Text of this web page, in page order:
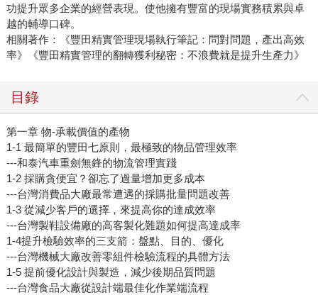
功提升眾多企業的經營表現。使他擁有豐富的現場實務積累與卓
越的輔導口碑。
相關著作：《豐田精實管理現場執行筆記：問對問題，產出高效
率》《豐田精實管理的翻轉獲利秘密：不浪費就是提升生產力》
目錄
第一章 物-承載價值的產物
1-1 最簡單的豐田七原則，最極致的物品管理效率
---和泰汽車重劍無鋒的物流管理實踐
1-2 採購貪便宜？卻忘了過量增加更多成本
---台灣消費品大廠最常遭遇的採購批量問題改善
1-3 從減少客戶的選擇，來提高你的達成效率
---台灣製鞋設備廠的高客製化難題如何提高達成率
1-4提升檢驗效率的三支箭：盤點、目的、優化
---台灣機械大廠改善零組件檢驗流程的具體方法
1-5 提前優化設計與製造，減少後期品質問題
---台灣食品大廠從設計端最佳化作業端流程